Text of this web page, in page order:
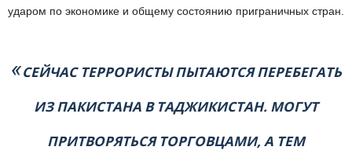
ударом по экономике и общему состоянию приграничных стран.
«СЕЙЧАС ТЕРРОРИСТЫ ПЫТАЮТСЯ ПЕРЕБЕГАТЬ
ИЗ ПАКИСТАНА В ТАДЖИКИСТАН. МОГУТ
ПРИТВОРЯТЬСЯ ТОРГОВЦАМИ, А ТЕМ